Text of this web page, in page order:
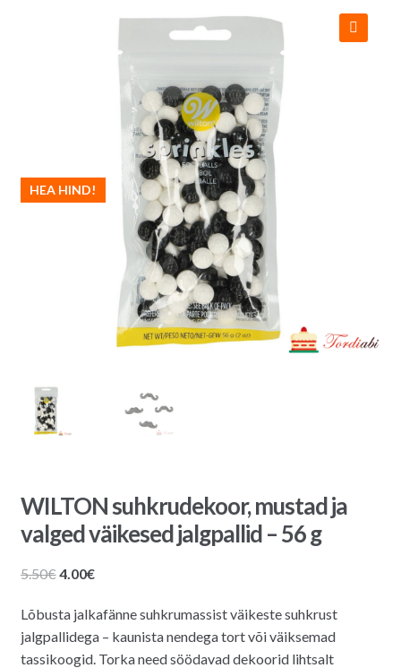
HEA HIND!
WILTON suhkrudekoor, mustad ja
valged väikesed jalgpallid – 56 g
5.50€Algne
oli:
5.50€.
4.00€Praegune
on:
4.00€.
Lõbusta jalkafänne suhkrumassist väikeste suhkrust
jalgpallidega – kaunista nendega tort või väiksemad
tassikoogid.Torka need söödavad dekoorid lihtsalt